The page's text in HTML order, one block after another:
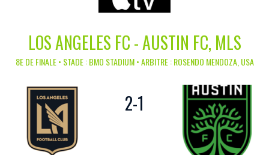
LOS ANGELES FC - AUSTIN FC, MLS
8E DE FINALE • STADE : BMO STADIUM • ARBITRE : ROSENDO MENDOZA, USA
2-1